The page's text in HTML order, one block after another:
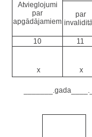
Atvieglojumi
par
apgādājamiem
par
10
11
x x